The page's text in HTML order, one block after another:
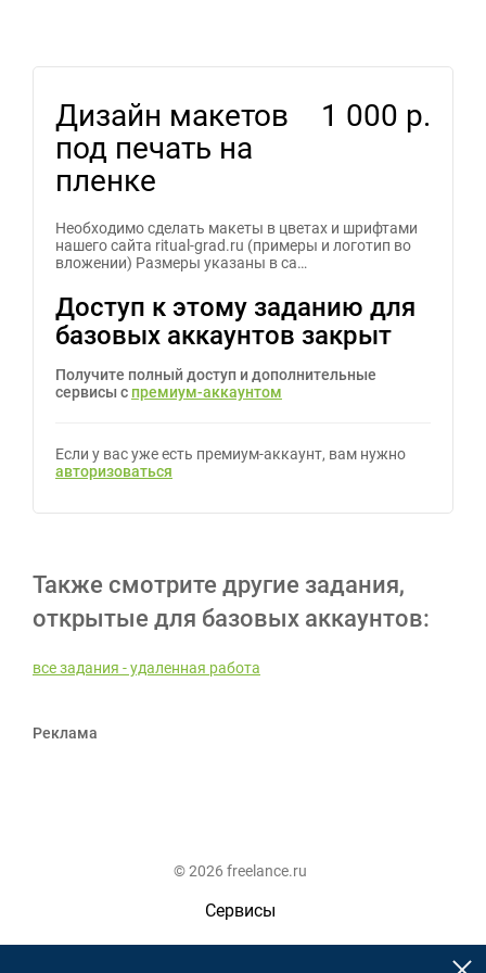
Дизайн макетов
под печать на
пленке
1 000 р.
Необходимо сделать макеты в цветах и шрифтами
нашего сайта ritual-grad.ru (примеры и логотип во
вложении) Размеры указаны в са…
Доступ к этому заданию для
базовых аккаунтов закрыт
Получите полный доступ и дополнительные
сервисы с премиум-аккаунтом
Если у вас уже есть премиум-аккаунт, вам нужно
авторизоваться
Также смотрите другие задания,
открытые для базовых аккаунтов:
все задания - удаленная работа
Реклама
© 2026 freelance.ru
Сервисы
Помощь